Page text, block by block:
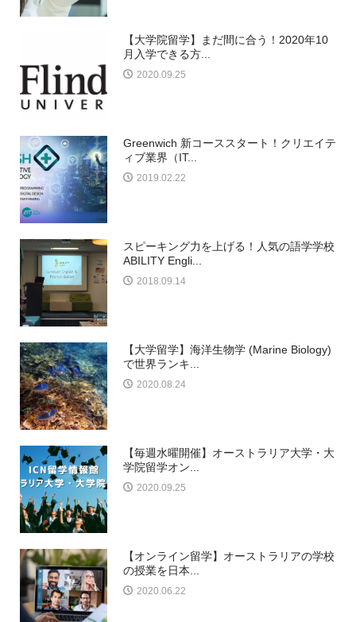
【大学院留学】まだ間に合う！2020年10
月入学できる方...
2020.09.25
Greenwich 新コーススタート！クリエイテ
ィブ業界（IT...
2019.02.22
スピーキング力を上げる！人気の語学学校
ABILITY Engli...
2018.09.14
【大学留学】海洋生物学 (Marine Biology)
で世界ランキ...
2020.08.24
【毎週水曜開催】オーストラリア大学・大
学院留学オン...
2020.09.25
【オンライン留学】オーストラリアの学校
の授業を日本...
2020.06.22